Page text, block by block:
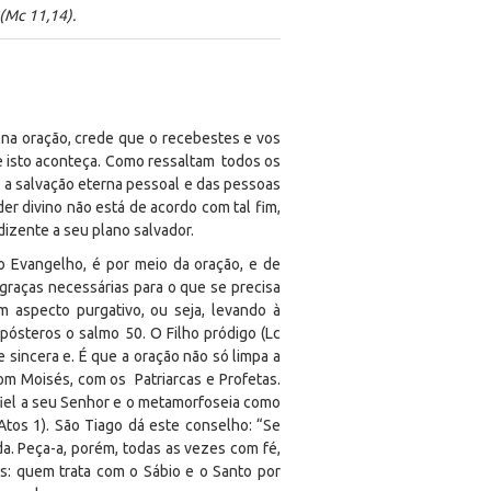
11,14).
oração, crede que o recebestes e vos
aconteça. Como ressaltam todos os
salvação eterna pessoal e das pessoas
divino não está de acordo com tal fim,
a seu plano salvador.
é por meio da oração, e de
necessárias para o que se precisa
aspecto purgativo, ou seja, levando à
o salmo 50. O Filho pródigo (Lc
e. É que a oração não só limpa a
Moisés, com os Patriarcas e Profetas.
a seu Senhor e o metamorfoseia como
1). São Tiago dá este conselho: “Se
Peça-a, porém, todas as vezes com fé,
quem trata com o Sábio e o Santo por